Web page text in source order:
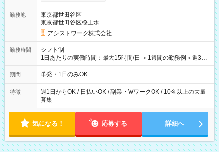
勤務地
東京都世田谷区
東京都世田谷区桜上水
アシストワーク株式会社
勤務時間
シフト制
1日あたりの実働時間：最大15時間/日 ＜1週間の勤務例＞週3回
勤務 勤務：月・水・金 休み：火・木・土・日 好きな時にお仕事
可能です！ ※1日あたりの最大実働時間は日勤、夜勤共に勤務し
期間 単発・1日のみOK
特徴
週1日からOK / 日払いOK / 副業・WワークOK / 10名以上の大量
募集
気になる！ 応募する 詳細へ